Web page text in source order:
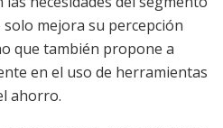
mejora su percepción
que también propone a
en el uso de herramientas
ahorro.